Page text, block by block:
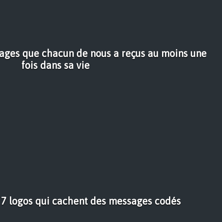
que chacun de nous a reçus au moins une
fois dans sa vie
logos qui cachent des messages codés